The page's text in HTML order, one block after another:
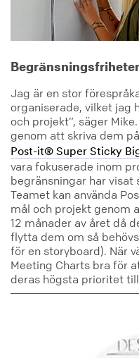
Jag är en stor
organiserade, vilket jag
och projekt”, säger
genom att skriva dem på
Post-it® Super Sticky
vara fokuserade inom
begränsningar har visat
Teamet kan använda
mål och projekt genom
12 månader av året då
flytta dem om så
för en storyboard). När
Meeting Charts bra för
deras högsta prioritet